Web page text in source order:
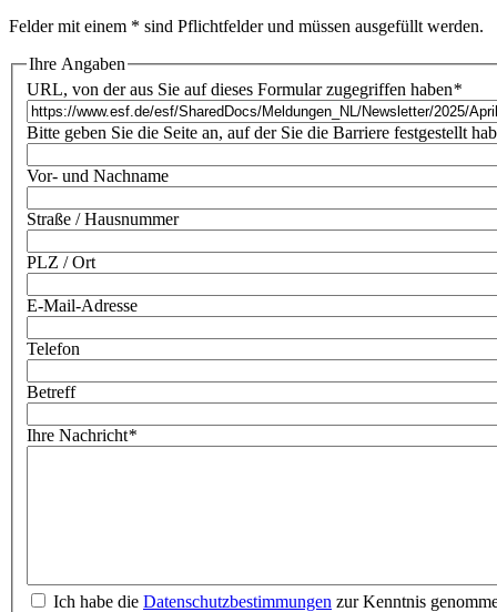
Felder mit einem * sind Pflichtfelder und müssen ausgefüllt werden.
Ihre Angaben
URL, von der aus Sie auf dieses Formular zugegriffen haben*
Bitte geben Sie die Seite an, auf der Sie die Barriere festgestellt
Vor- und Nachname
Straße / Hausnummer
PLZ / Ort
E-Mail-Adresse
Telefon
Betreff
Ihre Nachricht*
Ich habe die Datenschutzbestimmungen zur Kenntnis